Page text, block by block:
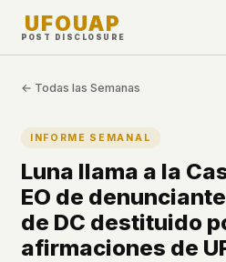
UFOUAP
POST DISCLOSURE
INVESTIGATE
All Articles
Topics & Tags
U.S. Govt Feed
NEWS
WHAT WE DON'T USE
← Todas las Semanas
INFORME SEMANAL
Luna llama a la
EO de
de DC destituido
afirmaciones de